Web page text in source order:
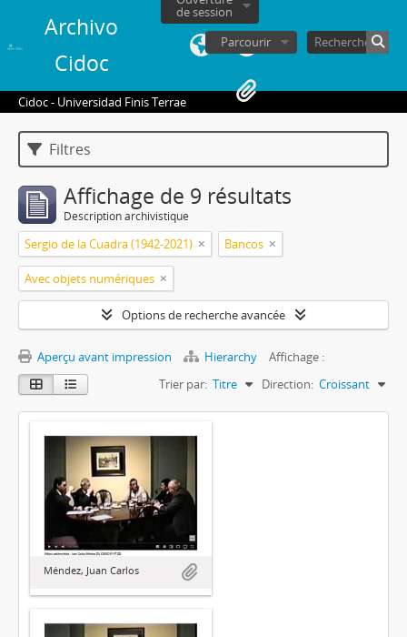
Archivo
Cidoc
de session
Parcourir
Cidoc - Universidad Finis Terrae
Filtres
Affichage de 9 résultats
Description archivistique
Sergio de la Cuadra (1942-2021) Bancos
Avec objets numériques
Options de recherche avancée
Aperçu avant impression Hierarchy
Affichage :
Trier par: Titre Direction: Croissant
Méndez, Juan Carlos